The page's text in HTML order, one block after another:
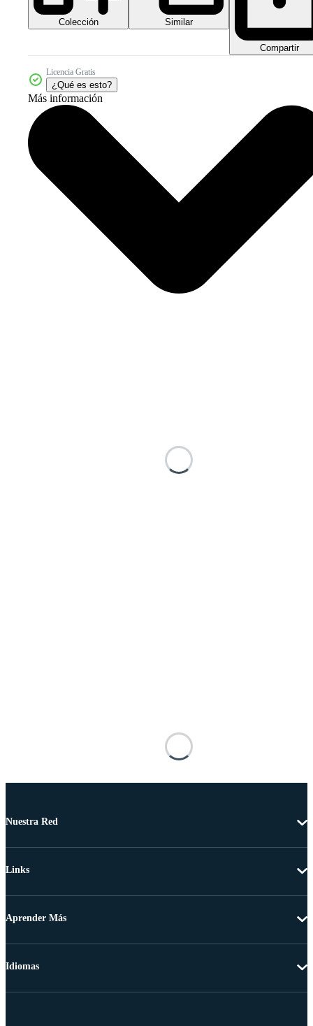
Colección Similar
Compartir
Licencia Gratis
¿Qué es esto?
Más información
Nuestra Red
Links
Aprender Más
Idiomas